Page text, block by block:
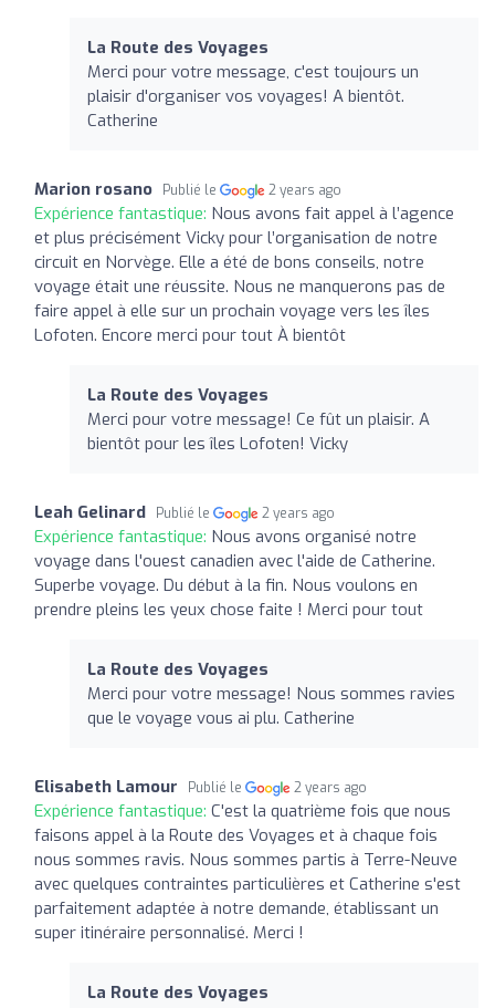
La Route des Voyages
Merci pour votre message, c'est toujours un
plaisir d'organiser vos voyages! A bientôt.
Catherine
Marion rosano Publié le 2 years ago
Expérience fantastique: Nous avons fait appel à l’agence
et plus précisément Vicky pour l’organisation de notre
circuit en Norvège. Elle a été de bons conseils, notre
voyage était une réussite. Nous ne manquerons pas de
faire appel à elle sur un prochain voyage vers les îles
Lofoten. Encore merci pour tout À bientôt
La Route des Voyages
Merci pour votre message! Ce fût un plaisir. A
bientôt pour les îles Lofoten! Vicky
Leah Gelinard Publié le 2 years ago
Expérience fantastique: Nous avons organisé notre
voyage dans l'ouest canadien avec l'aide de Catherine.
Superbe voyage. Du début à la fin. Nous voulons en
prendre pleins les yeux chose faite ! Merci pour tout
La Route des Voyages
Merci pour votre message! Nous sommes ravies
que le voyage vous ai plu. Catherine
Elisabeth Lamour Publié le 2 years ago
Expérience fantastique: C'est la quatrième fois que nous
faisons appel à la Route des Voyages et à chaque fois
nous sommes ravis. Nous sommes partis à Terre-Neuve
avec quelques contraintes particulières et Catherine s'est
parfaitement adaptée à notre demande, établissant un
super itinéraire personnalisé. Merci !
La Route des Voyages